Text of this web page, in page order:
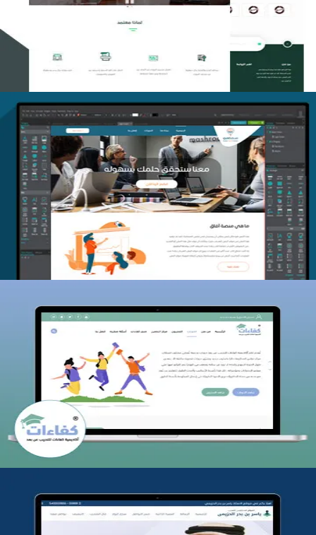
التفاصيل
منصة أفق للتدريب
التفاصيل
كفاءات للتدريب
التفاصيل